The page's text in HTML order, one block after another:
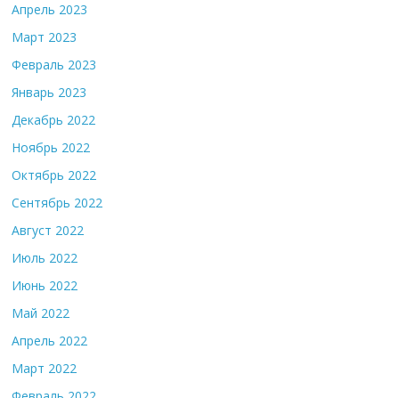
Апрель 2023
Март 2023
Февраль 2023
Январь 2023
Декабрь 2022
Ноябрь 2022
Октябрь 2022
Сентябрь 2022
Август 2022
Июль 2022
Июнь 2022
Май 2022
Апрель 2022
Март 2022